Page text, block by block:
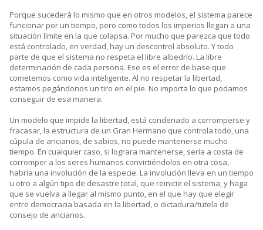
Porque sucederá lo mismo que en otros modelos, el sistema parece
funcionar por un tiempo, pero como todos los imperios llegan a una
situación límite en la que colapsa. Por mucho que parezca que todo
está controlado, en verdad, hay un descontrol absoluto. Y todo
parte de que el sistema no respeta el libre albedrío. La libre
determinación de cada persona. Ese es el error de base que
cometemos como vida inteligente. Al no respetar la libertad,
estamos pegándonos un tiro en el pie. No importa lo que podamos
conseguir de esa manera.
Un modelo que impide la libertad, está condenado a corromperse y
fracasar, la estructura de un Gran Hermano que controla todo, una
cúpula de ancianos, de sabios, no puede mantenerse mucho
tiempo. En cualquier caso, si lograra mantenerse, sería a costa de
corromper a los seres humanos convirtiéndolos en otra cosa,
habría una involución de la especie. La involución lleva en un tiempo
u otro a algún tipo de desastre total, que reinicie el sistema, y haga
que se vuelva a llegar al mismo punto, en el que hay que elegir
entre democracia basada en la libertad, o dictadura/tutela de
consejo de ancianos.